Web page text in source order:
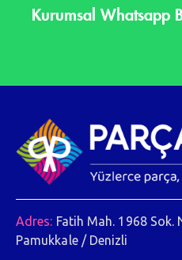
Kurumsal Whatsapp
Adres: Fatih Mah. 1968 Sok.
Pamukkale / Denizli